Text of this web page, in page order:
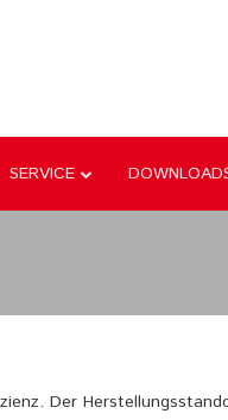
SERVICE
Der